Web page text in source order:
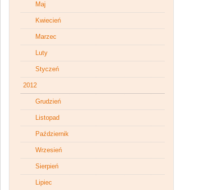
Maj
Kwiecień
Marzec
Luty
Styczeń
2012
Grudzień
Listopad
Październik
Wrzesień
Sierpień
Lipiec